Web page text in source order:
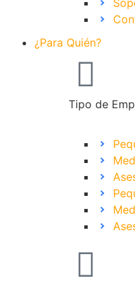
¿Para Quién?
Tipo de